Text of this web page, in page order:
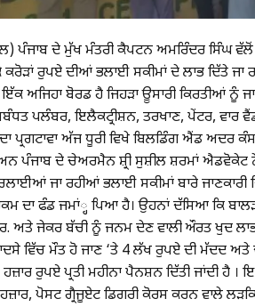
ਪੰਜਾਬ ਦੇ ਮੁੱਖ ਮੰਤਰੀ ਕੈਪਟਨ ਅਮਰਿੰਦਰ ਸਿੰਘ
ਰੁਪਏ ਦੀਆਂ ਭਲਾਈ ਸਕੀਮਾਂ ਦੇ ਲਾਭ ਦਿੱਤੇ
ਅਜਿਹਾ ਬੋਰਡ ਹੈ ਜਿਹੜਾ ਊਸਾਰੀ ਕਿਰਤੀਆਂ ਨੂੰ
ਪਲੰਬਰ, ਇਲੈਕਟ੍ਰੀਸ਼ਨ, ਤਰਖਾਣ, ਪੇਂਟਰ,
ਪ੍ਰਗਟਾਵਾ ਅੱਜ ਧੂਰੀ ਵਿਖੇ ਬਿਲਡਿੰਗ ਐਂਡ
ਪੰਜਾਬ ਦੇ ਚੇਅਰਮੈਨ ਸ਼੍ਰੀ ਸੁਸ਼ੀਲ ਸ਼ਰਮਾਂ ਐਡਵੋਕੇਟ
ਜਾ ਰਹੀਆਂ ਭਲਾਈ ਸਕੀਮਾਂ ਬਾਰੇ
ਦਾ ਫੰਡ ਜਮਾਂ੍ਹ ਪਿਆ ਹੈ। ਉਹਨਾਂ ਦੱਸਿਆ ਕਿ
ਅਤੇ ਜੇਕਰ ਬੱਚੀ ਨੂੰ ਜਨਮ ਦੇਣ ਵਾਲੀ ਔਰਤ ਖੁਦ
ਵਿੱਚ ਮੌਤ ਹੋ ਜਾਣ ‘ਤੇ 4 ਲੱਖ ਰੁਪਏ ਦੀ ਮੱਦਦ
ਹਜ਼ਾਰ ਰੁਪਏ ਪ੍ਰਤੀ ਮਹੀਨਾ ਪੈਨਸ਼ਨ ਦਿੱਤੀ ਜਾਂਦੀ ਹੈ
ਪੋਸਟ ਗ੍ਰੈਜੂਏਟ ਡਿਗਰੀ ਕੋਰਸ ਕਰਨ ਵਾਲੇ